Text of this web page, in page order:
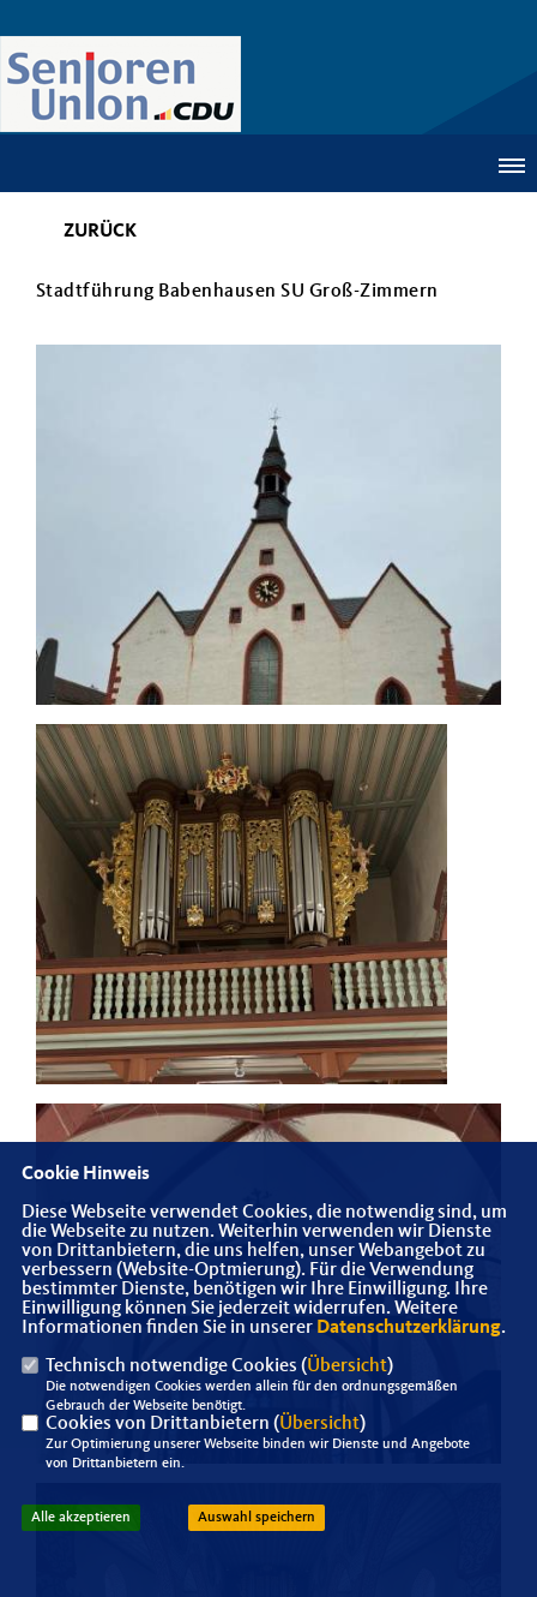
ZURÜCK
Stadtführung Babenhausen SU Groß-Zimmern
Cookie Hinweis
Diese Webseite verwendet Cookies, die notwendig sind, um
die Webseite zu nutzen. Weiterhin verwenden wir Dienste
von Drittanbietern, die uns helfen, unser Webangebot zu
verbessern (Website-Optmierung). Für die Verwendung
bestimmter Dienste, benötigen wir Ihre Einwilligung. Ihre
Einwilligung können Sie jederzeit widerrufen. Weitere
Informationen finden Sie in unserer Datenschutzerklärung.
Technisch notwendige Cookies (Übersicht)
Die notwendigen Cookies werden allein für den ordnungsgemäßen
Gebrauch der Webseite benötigt.
Cookies von Drittanbietern (Übersicht)
Zur Optimierung unserer Webseite binden wir Dienste und Angebote
von Drittanbietern ein.
Alle akzeptieren Auswahl speichern